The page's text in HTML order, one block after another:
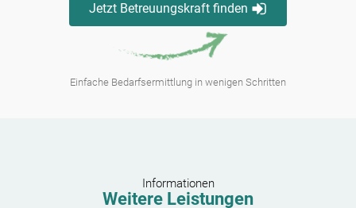
Jetzt Betreuungskraft finden
Einfache Bedarfsermittlung in wenigen Schritten
Informationen
Weitere Leistungen